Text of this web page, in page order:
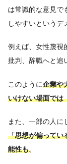
は常識的な意見で
しやすいというデ
例えば、女性蔑視
批判、辞職へと追
このように企業や
いけない場面では
また、一部の人に
「思想が偏ってい
能性も。